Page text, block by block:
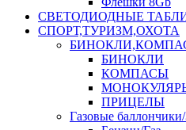
СВЕТОДИОДНЫЕ
СПОРТ,ТУРИЗМ,ОХОТА
БИНОКЛИ
КОМПАСЫ
ПРИЦЕЛЫ
Газовые